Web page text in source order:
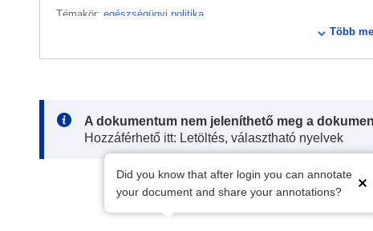
Témakör: egészségügyi politika
Több
Note:
A dokumentum nem jeleníthető meg a
Hozzáférhető itt: Letöltés, választható nyelvek
Did you know that after login you can annotate
your document and share your annotations?